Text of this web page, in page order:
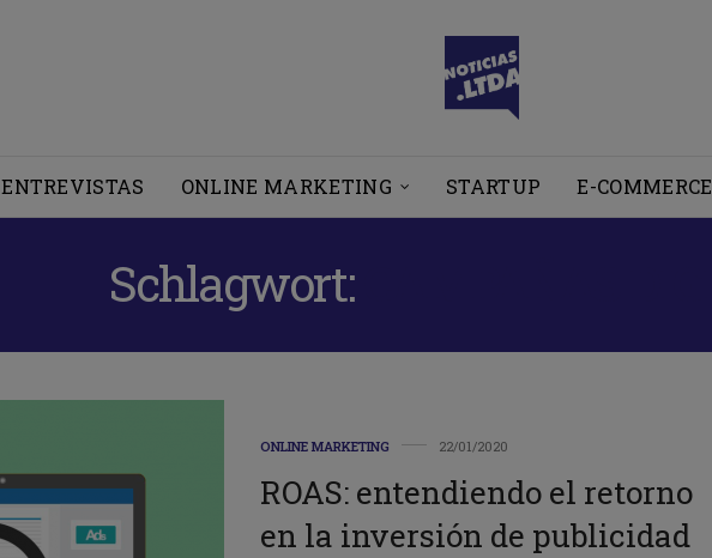
ENTREVISTAS ONLINE MARKETING STARTUP E-COMMERCE
Schlagwort:
ONLINE MARKETING 22/01/2020
ROAS: entendiendo el retorno
en la inversión de publicidad